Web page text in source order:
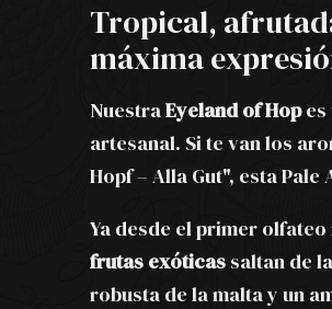
Tropical,
máxima
NuestraEyeland of Hopes
artesanal. Si te van los
Hopf – Alla Gut", esta Pale
Ya desde el primer
frutas exóticas saltan de
robusta de la malta y un